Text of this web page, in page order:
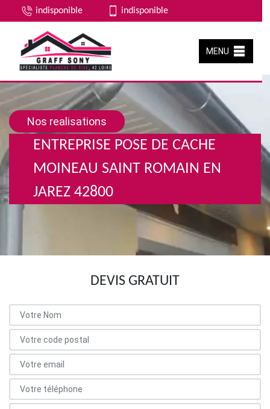
indisponible indisponible
MENU
Nos realisations
ENTREPRISE POSE DE CACHE
MOINEAU SAINT ROMAIN EN
JAREZ 42800
DEVIS GRATUIT